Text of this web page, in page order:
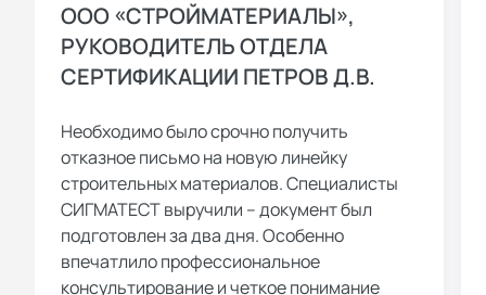
ООО «СТРОЙМАТЕРИАЛЫ»,
РУКОВОДИТЕЛЬ ОТДЕЛА
СЕРТИФИКАЦИИ ПЕТРОВ Д.В.
Необходимо было срочно получить
отказное письмо на новую линейку
строительных материалов. Специалисты
СИГМАТЕСТ выручили – документ был
подготовлен за два дня. Особенно
впечатлило профессиональное
консультирование и четкое понимание